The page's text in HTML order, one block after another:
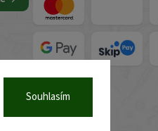
Souhlasím